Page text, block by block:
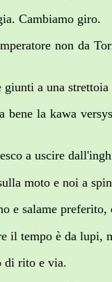
Cambiamo giro.
non da
a una
la kawa
a uscire
moto e noi a
e salame preferito,
tempo è da lupi,
di rito e via.